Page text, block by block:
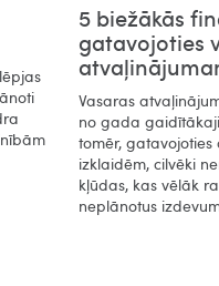
5 biežākās
gatavojoties
Vasaras
no gada
tomēr, gatavojoties
izklaidēm, cilvēki
kļūdas, kas vēlāk
neplānotus